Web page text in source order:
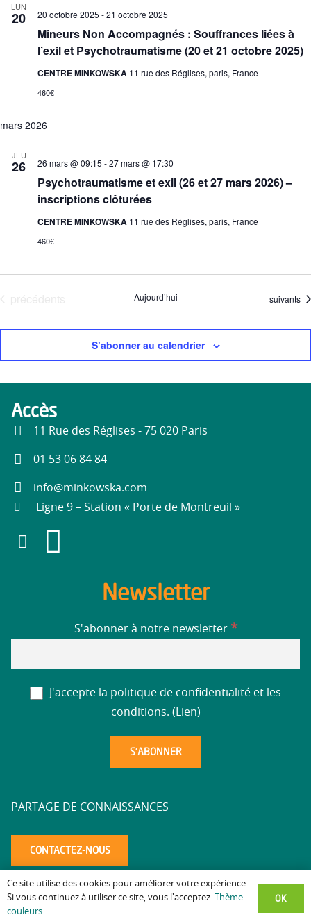
LUN
20
Mineurs Non Accompagnés : Souffrances liées à
l’exil et Psychotraumatisme (20 et 21 octobre 2025)
20 octobre 2025 -21 octobre 2025
CENTRE MINKOWSKA 11 rue des Réglises, paris, France
460€
mars 2026
JEU
26
Psychotraumatisme et exil (26 et 27 mars 2026) –
inscriptions clôturées
26 mars @ 09:15 -27 mars @ 17:30
CENTRE MINKOWSKA 11 rue des Réglises, paris, France
460€
Aujourd’hui suivants
S’abonner au calendrier
Accès
11 Rue des Réglises - 75 020 Paris
01 53 06 84 84
info@minkowska.com
Ligne 9 – Station « Porte de Montreuil »
Newsletter
S'abonner à notre newsletter *
J'accepte la politique de confidentialité et les
conditions. (Lien)
PARTAGE DE CONNAISSANCES
CONTACTEZ-NOUS
Mentions légales–Politique de confidentialité–Accessibilité–
Ce site utilise des cookies pour améliorer votre expérience.
Si vous continuez à utiliser ce site, vous l'acceptez.
Thème
couleurs
OK